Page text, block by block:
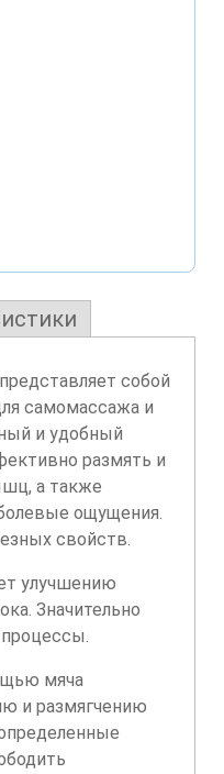
собой
самомассажа и
и удобный
размять и
а также
ощущения.
свойств.
улучшению
Значительно
мяча
и размягчению